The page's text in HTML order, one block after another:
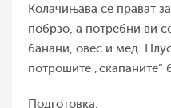
Колачињава се прават
побрзо, а потребни ви
банани, овес и мед.
потрошите „скапаните“
Подготовка: